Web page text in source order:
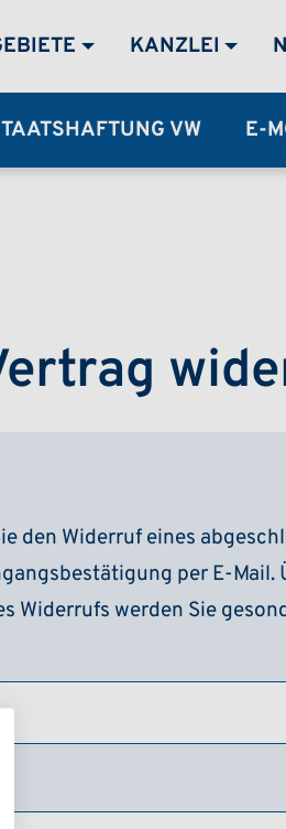
KANZLEI
VW E-
den Widerruf eines
per E-Mail.
Widerrufs werden Sie